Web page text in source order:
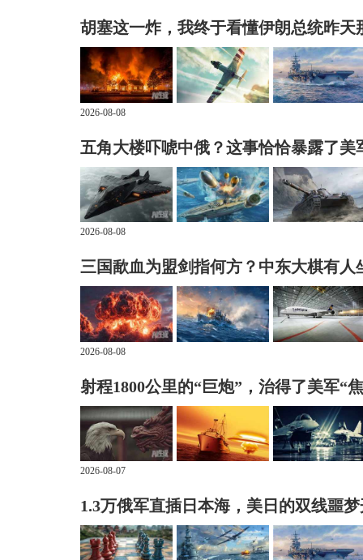
胡塞这一炸，我终于看懂伊朗总统昨天
2026-08-08
五角大楼吓唬中俄？这事恰恰暴露了美
2026-08-08
三国歃血为盟剑指何方？中东大棋有人
2026-08-08
射程1800公里的“巨炮”，治得了美军“
2026-08-07
1.3万俄军直插日本海，美日的双线噩